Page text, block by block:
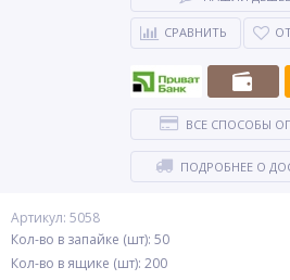
Артикул: 5058
Кол-во в запайке (шт): 50
Кол-во в ящике (шт): 200
СРАВНИТЬ
ВСЕ СПОСОБЫ
ПОДРОБНЕЕ О